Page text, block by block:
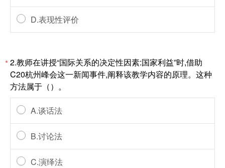
D.表现性评价
*2.教师在讲授“国际关系的决定性因素:国家利益”时,借助
C20杭州峰会这一新闻事件,阐释该教学内容的原理。这种
方法属于（）。
A.谈话法
B.讨论法
C.演绎法